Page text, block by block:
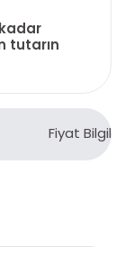
tutarın
Fiyat